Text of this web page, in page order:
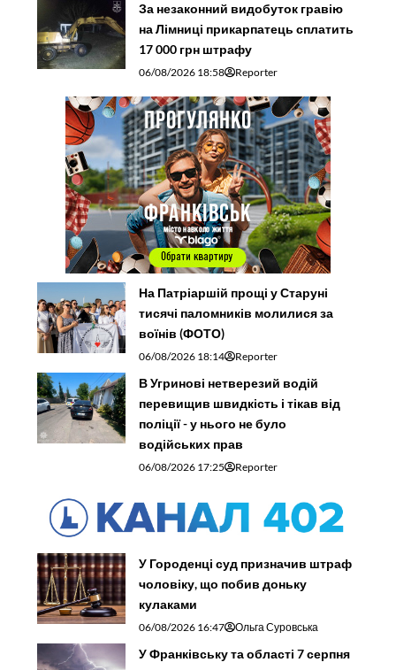
За незаконний видобуток гравію
на Лімниці прикарпатець сплатить
17 000 грн штрафу
06/08/2026 18:58 Reporter
На Патріаршій прощі у Старуні
тисячі паломників молилися за
воїнів (ФОТО)
06/08/2026 18:14 Reporter
В Угринові нетверезий водій
перевищив швидкість і тікав від
поліції - у нього не було
водійських прав
06/08/2026 17:25 Reporter
У Городенці суд призначив штраф
чоловіку, що побив доньку
кулаками
06/08/2026 16:47 Ольга Суровська
У Франківську та області 7 серпня